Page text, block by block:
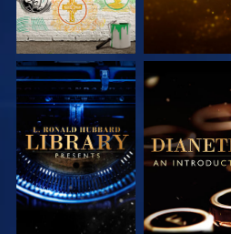
EXPLORA LAS
SERIES
EXPLORA LAS
SERIES